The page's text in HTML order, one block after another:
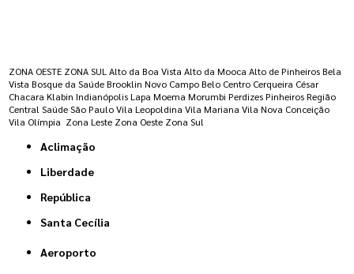
ZONA OESTE ZONA SUL Alto da Boa Vista Alto da Mooca Alto de Pinheiros Bela
Vista Bosque da Saúde Brooklin Novo Campo Belo Centro Cerqueira César
Chacara Klabin Indianópolis Lapa Moema Morumbi Perdizes Pinheiros Região
Central Saúde São Paulo Vila Leopoldina Vila Mariana Vila Nova Conceição
Vila Olímpia Zona Leste Zona Oeste Zona Sul
Aclimação
Liberdade
República
Santa Cecília
Aeroporto